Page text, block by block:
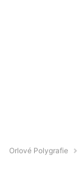
Orlové Polygrafie